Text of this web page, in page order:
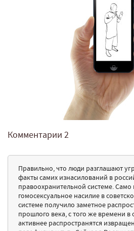
Комментарии 2
Правильно, что люди разглашают
факты самих изнасилований в
правоохранительной системе. Само
гомосексуальное насилие в
системе получило заметное
прошлого века, с того же времени в
активнее распространятся